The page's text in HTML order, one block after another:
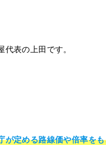
表の上田です。
が定める路線価や倍率を